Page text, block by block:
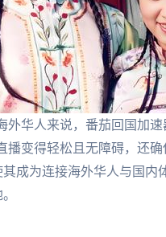
外华人来说，番茄回国加
变得轻松且无障碍，还确
成为连接海外华人与国内